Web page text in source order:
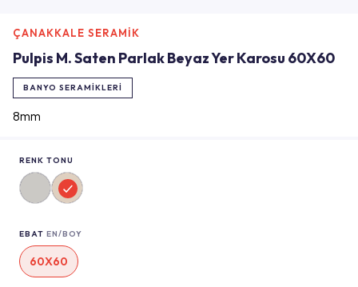
ÇANAKKALE SERAMİK
Pulpis M. Saten Parlak Beyaz Yer Karosu 60X60
BANYO SERAMIKLERI
8mm
RENK TONU
EBAT EN/BOY
60X60